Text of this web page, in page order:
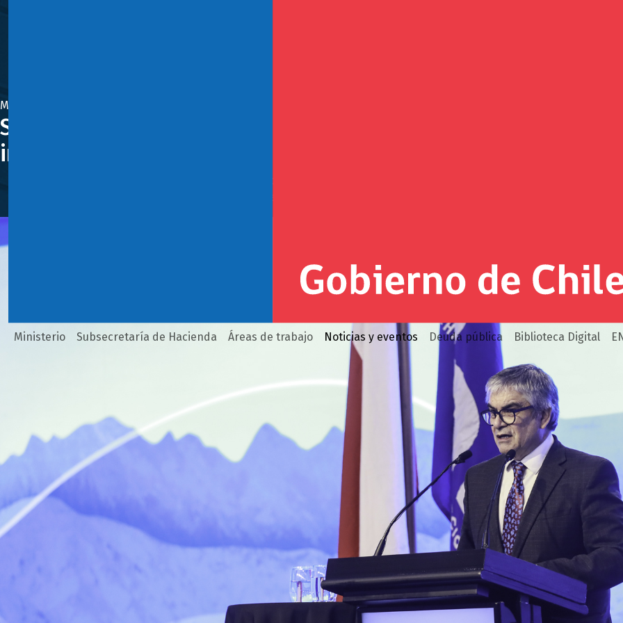
Ministerio Subsecretaría de Hacienda Áreas de trabajo Noticias y eventos Deuda pública Biblioteca Digital
Mayo 15, 2025
Semana de la Construcción 2025: Ministro Marcel anuncia
inversión